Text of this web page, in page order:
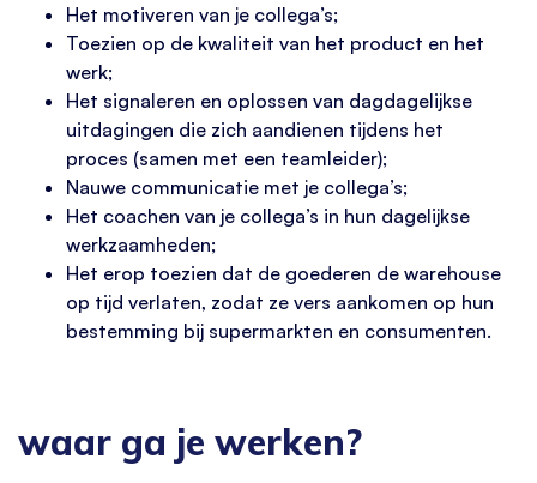
Het motiveren van je collega’s;
Toezien op de kwaliteit van het product en het
werk;
Het signaleren en oplossen van dagdagelijkse
uitdagingen die zich aandienen tijdens het
proces (samen met een teamleider);
Nauwe communicatie met je collega’s;
Het coachen van je collega’s in hun dagelijkse
werkzaamheden;
Het erop toezien dat de goederen de warehouse
op tijd verlaten, zodat ze vers aankomen op hun
bestemming bij supermarkten en consumenten.
waar ga je werken?